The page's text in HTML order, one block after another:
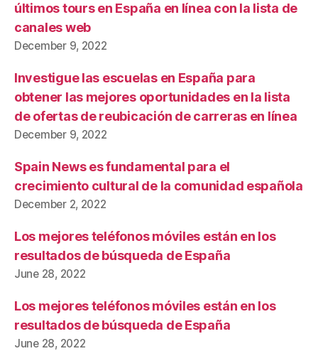
últimos tours en España en línea con la lista de
canales web
December 9, 2022
Investigue las escuelas en España para
obtener las mejores oportunidades en la lista
de ofertas de reubicación de carreras en línea
December 9, 2022
Spain News es fundamental para el
crecimiento cultural de la comunidad española
December 2, 2022
Los mejores teléfonos móviles están en los
resultados de búsqueda de España
June 28, 2022
Los mejores teléfonos móviles están en los
resultados de búsqueda de España
June 28, 2022